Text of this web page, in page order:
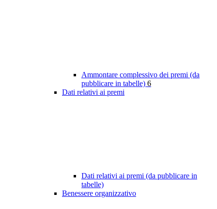
Ammontare complessivo dei premi (da
pubblicare in tabelle) 6
Dati relativi ai premi
Dati relativi ai premi (da pubblicare in
tabelle)
Benessere organizzativo